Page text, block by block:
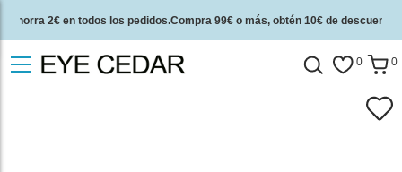
Ahorra 2€ en todos los pedidos.Compra 99€ o más, obtén 10€ de descuento.
2 años de garantía de calidad y 30 días de garantía de devolución del dinero.
0 0